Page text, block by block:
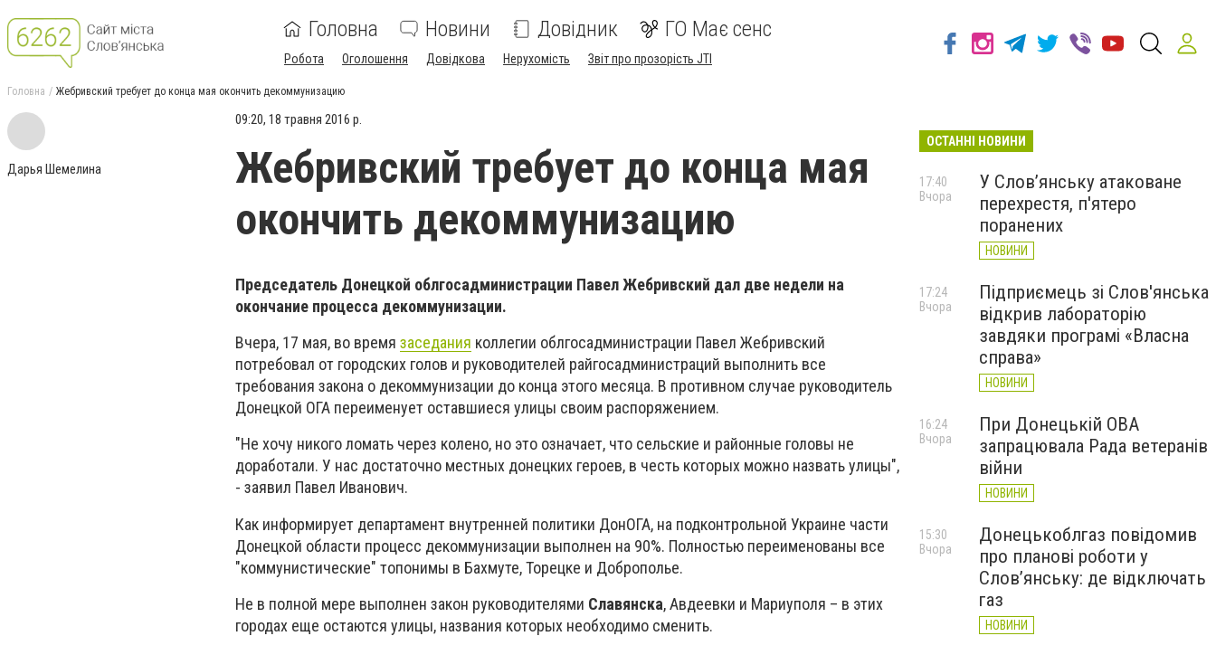
Головна Новини Довідник ГО Має сенс
Робота Оголошення Довідкова Нерухомість Звіт про прозорість JTI
Головна Жебривский требует до конца мая окончить декоммунизацию
Дарья Шемелина
09:20, 18 травня 2016 р.
Жебривский требует до конца мая
окончить декоммунизацию
Председатель Донецкой облгосадминистрации Павел Жебривский дал две недели на
окончание процесса декоммунизации.
Вчера, 17 мая, во время заседания коллегии облгосадминистрации Павел Жебривский
потребовал от городских голов и руководителей райгосадминистраций выполнить все
требования закона о декоммунизации до конца этого месяца. В противном случае руководитель
Донецкой ОГА переименует оставшиеся улицы своим распоряжением.
"Не хочу никого ломать через колено, но это означает, что сельские и районные головы не
доработали. У нас достаточно местных донецких героев, в честь которых можно назвать улицы",
- заявил Павел Иванович.
Как информирует департамент внутренней политики ДонОГА, на подконтрольной Украине части
Донецкой области процесс декоммунизации выполнен на 90%. Полностью переименованы все
"коммунистические" топонимы в Бахмуте, Торецке и Доброполье.
Не в полной мере выполнен закон руководителями Славянска, Авдеевки и Мариуполя – в этих
городах еще остаются улицы, названия которых необходимо сменить.
ОСТАННІ НОВИНИ
У Слов’янську атаковане
перехрестя, п'ятеро
поранених
НОВИНИ
17:40
Вчора
Підприємець зі Слов'янська
відкрив лабораторію
завдяки програмі «Власна
справа»
НОВИНИ
17:24
Вчора
При Донецькій ОВА
запрацювала Рада ветеранів
війни
НОВИНИ
16:24
Вчора
Донецькоблгаз повідомив
про планові роботи у
Слов’янську: де відключать
газ
НОВИНИ
15:30
Вчора